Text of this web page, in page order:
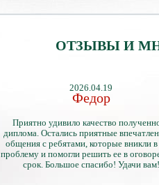
ОТЗЫВЫ И
2026.04.19
Федор
Приятно удивило качество
диплома. Остались приятные
общения с ребятами, которые вникли
проблему и помогли решить ее в
срок. Большое спасибо! Удачи вам!